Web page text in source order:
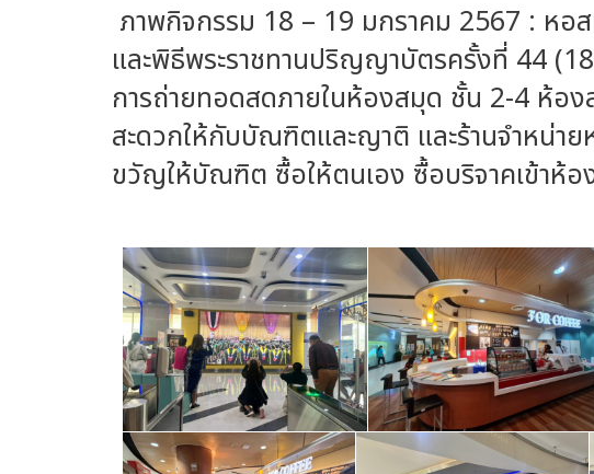
ภาพกิจกรรม 18 – 19 มกราคม 2567 : ห
และพิธีพระราชทานปริญญาบัตรครั้งที่ 44
การถ่ายทอดสดภายในห้องสมุด ชั้น 2-4 ห้อง
สะดวกให้กับบัณฑิตและญาติ และร้านจำหน่าย
ขวัญให้บัณฑิต ซื้อให้ตนเอง ซื้อบริจาคเข้าห้